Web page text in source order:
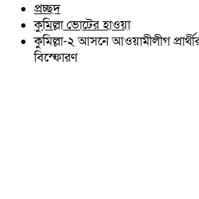
বরুড়া
লালমাই
প্রচ্ছদ
কুমিল্লা ভোটের হাওয়া
কুমিল্লা-২ আসনে আওয়ামীলীগ
বিস্ফোরণ